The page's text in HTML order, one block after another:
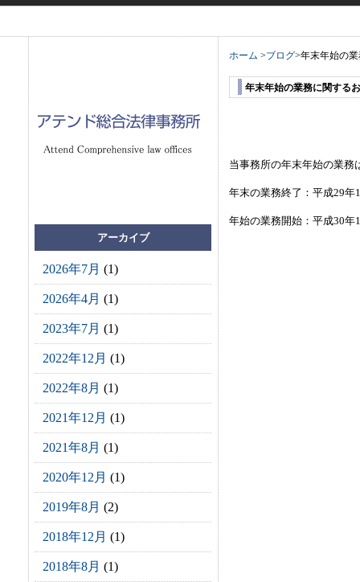
アーカイブ
2026年7月 (1)
2026年4月 (1)
2023年7月 (1)
2022年12月 (1)
2022年8月 (1)
2021年12月 (1)
2021年8月 (1)
2020年12月 (1)
2019年8月 (2)
2018年12月 (1)
2018年8月 (1)
ホーム >ブログ>年末年始の
年末年始の業務に関する
当事務所の年末年始の業務
年末の業務終了：平成29年
年始の業務開始：平成30年